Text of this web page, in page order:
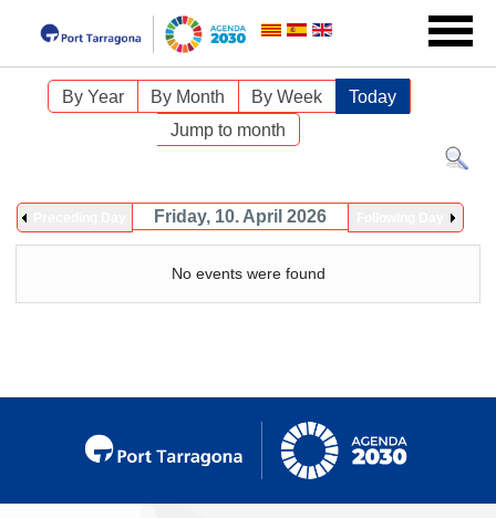
By Year By Month By Week
Today
Jump to month
Friday, 10. April 2026
No events were found